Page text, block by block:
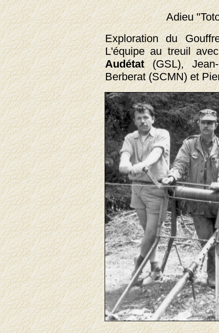
Adieu
Exploration du
L'équipe au treuil
Audétat(GSL), Jean-
Berberat (SCMN) et